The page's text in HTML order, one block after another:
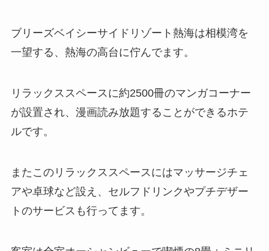
ブリーズベイシーサイドリゾート熱海は相模湾を
一望する、熱海の高台に佇んでます。
リラックススペースに約2500冊のマンガコーナー
が設置され、漫画読み放題することができるホテ
ルです。
またこのリラックススペースにはマッサージチェ
アや卓球など設え、セルフドリンクやプチデザー
トのサービスも行ってます。